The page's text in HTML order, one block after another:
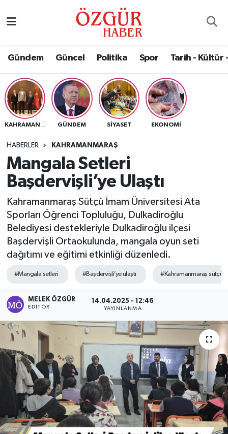
Gündem Güncel Politika Spor Tarih - Kültür
GÜNDEM SIYASET EKONOMI
HABERLER KAHRAMANMARAŞ
Mangala Setleri
Başdervişli’ye Ulaştı
Kahramanmaraş Sütçü İmam Üniversitesi Ata
Sporları Öğrenci Topluluğu, Dulkadiroğlu
Belediyesi destekleriyle Dulkadiroğlu ilçesi
Başdervişli Ortaokulunda, mangala oyun seti
dağıtımı ve eğitimi etkinliği düzenledi.
#Mangala setleri #Başdervişli’ye ulaştı #Kahramanmaraş sütçü
MELEK ÖZGÜR
EDITÖR
14.04.2025 - 12:46
YAYINLANMA
Eğitim
Ekonomi
Güncel
Gündem
Politika
Sağlık
Spor
Tarih - Kültür - Sanat - Turizm
Yaşam
Nöbetçi Eczaneler
Namaz Vakitleri
Trafik Durumu
Süper Lig Puan Durumu ve Fikstür
Tüm Manşetler
Son Dakika Haberleri
Haber Arşivi